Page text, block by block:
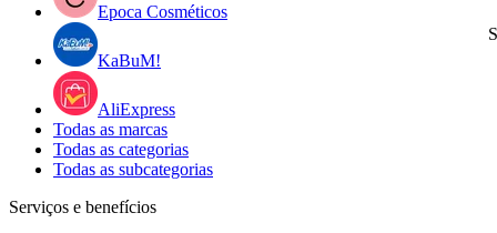
Epoca Cosméticos
KaBuM!
AliExpress
Todas as marcas
Todas as categorias
Todas as subcategorias
Serviços e benefícios